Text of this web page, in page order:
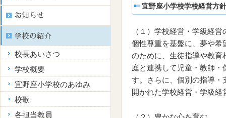
校長あいさつ
学校概要
宜野座小学校のあゆみ
校歌
各担当教員
宜野座小学校学校経営方針
（１）学校経営・学級経営
個性尊重を基盤に、夢や
のために、生徒指導や教
庭と連携して児童・教師
す。さらに、個別の指導
開かれた学校経営・学級経